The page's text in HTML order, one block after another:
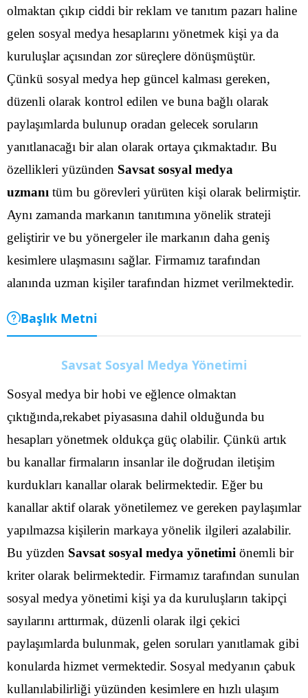
olmaktan çıkıp ciddi bir reklam ve tanıtım pazarı haline
gelen sosyal medya hesaplarını yönetmek kişi ya da
kuruluşlar açısından zor süreçlere dönüşmüştür.
Çünkü sosyal medya hep güncel kalması gereken,
düzenli olarak kontrol edilen ve buna bağlı olarak
paylaşımlarda bulunup oradan gelecek soruların
yanıtlanacağı bir alan olarak ortaya çıkmaktadır. Bu
özellikleri yüzünden Savsat sosyal medya
uzmanı tüm bu görevleri yürüten kişi olarak belirmiştir.
Aynı zamanda markanın tanıtımına yönelik strateji
geliştirir ve bu yönergeler ile markanın daha geniş
kesimlere ulaşmasını sağlar. Firmamız tarafından
alanında uzman kişiler tarafından hizmet verilmektedir.
Başlık Metni
Savsat Sosyal Medya Yönetimi
Sosyal medya bir hobi ve eğlence olmaktan
çıktığında,rekabet piyasasına dahil olduğunda bu
hesapları yönetmek oldukça güç olabilir. Çünkü artık
bu kanallar firmaların insanlar ile doğrudan iletişim
kurdukları kanallar olarak belirmektedir. Eğer bu
kanallar aktif olarak yönetilemez ve gereken paylaşımlar
yapılmazsa kişilerin markaya yönelik ilgileri azalabilir.
Bu yüzden Savsat sosyal medya yönetimi önemli bir
kriter olarak belirmektedir. Firmamız tarafından sunulan
sosyal medya yönetimi kişi ya da kuruluşların takipçi
sayılarını arttırmak, düzenli olarak ilgi çekici
paylaşımlarda bulunmak, gelen soruları yanıtlamak gibi
konularda hizmet vermektedir. Sosyal medyanın çabuk
kullanılabilirliği yüzünden kesimlere en hızlı ulaşım